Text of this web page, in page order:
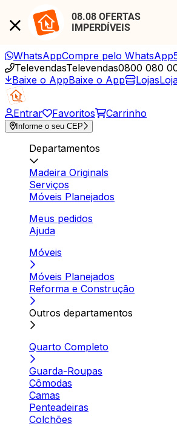
08.08 OFERTAS
IMPERDÍVEIS
WhatsAppCompre pelo WhatsApp
TelevendasTelevendas0800 080
Baixe o AppBaixe o App Lojas
Entrar Favoritos Carrinho
Informe o seu CEP
Departamentos
Madeira Originals
Serviços
Móveis Planejados
Meus pedidos
Ajuda
Móveis
Móveis Planejados
Reforma e Construção
Outros departamentos
Quarto Completo
Guarda-Roupas
Cômodas
Camas
Penteadeiras
Colchões